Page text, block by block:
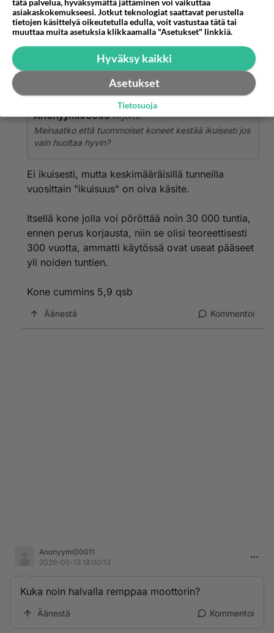
matkalla lämmön nousu ei haitannut.
Mutta eihän tuo veneongelma haittaa kuin kesällä!
Miten jäähdyttelit konetta? Heititkö vettää päälle
kauhalla vai miten?
Äänestä Kommentoi
Anonyymi00008kirjoitti:
Meinaatko että tuommoiset koneet kestää ikuisesti jos
vain huoltaa hyvin?
Ei ikuisesti, mutta keskimääräisillä tunneilla
vuosittain "ikuisuus" on oiva käsite.
Itsellä kone jolla voi pöröttää noin 30 000 tuntia,
ennen perus korjausta, niin se olisi teoreettisesti
300 vuotta, ammatti käytössä ovat useat pääseet
yli noiden tuntien.
Kone cummins 5,9 qsb
Äänestä Kommentoi
Anonyymi00011
2026-05-13 18:00:13
Kuka noin halvalla remppaa moottorin?
Äänestä Kommentoi
tätä palvelua, hyväksymättä jättäminen voi vaikuttaa
asiakaskokemukseesi. Jotkut teknologiat saattavat perustella
tietojen käsittelyä oikeutetulla edulla, voit vastustaa tätä tai
muuttaa muita asetuksia klikkaamalla "Asetukset" linkkiä.
Hyväksy kaikki
Asetukset
Tietosuoja